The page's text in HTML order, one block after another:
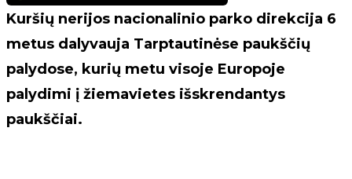
Kuršių nerijos nacionalinio parko direkcija 6
metus dalyvauja Tarptautinėse paukščių
palydose, kurių metu visoje Europoje
palydimi į žiemavietes išskrendantys
paukščiai.